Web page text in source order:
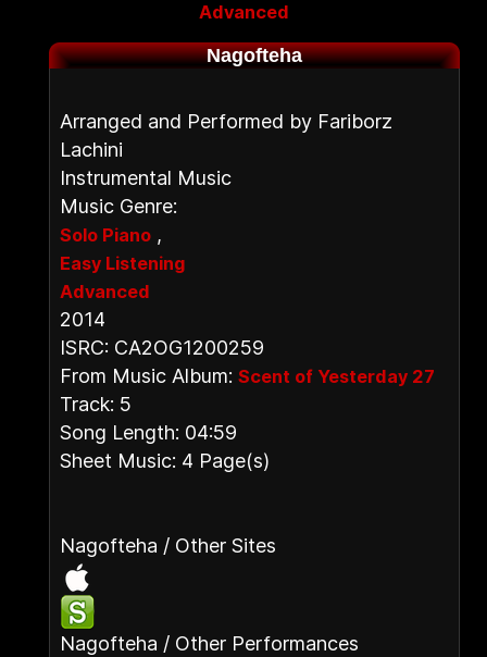
Advanced
Nagofteha
Arranged and Performed by Fariborz
Lachini
Instrumental Music
Music Genre:
Solo Piano ,
Easy Listening
Advanced
2014
ISRC: CA2OG1200259
From Music Album: Scent of Yesterday 27
Track: 5
Song Length: 04:59
Sheet Music: 4 Page(s)
Nagofteha / Other Sites
Nagofteha / Other Performances